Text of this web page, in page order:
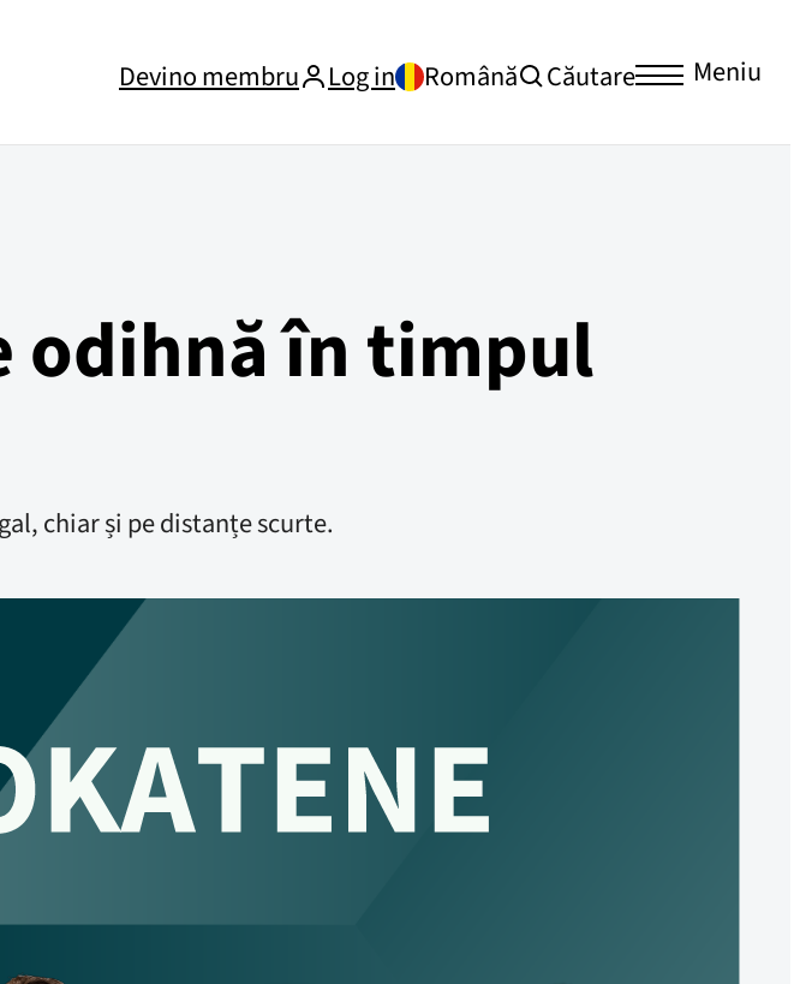
Devino membru Log in Română Căutare Meniu
odihnă în timpul
chiar și pe distanțe scurte.